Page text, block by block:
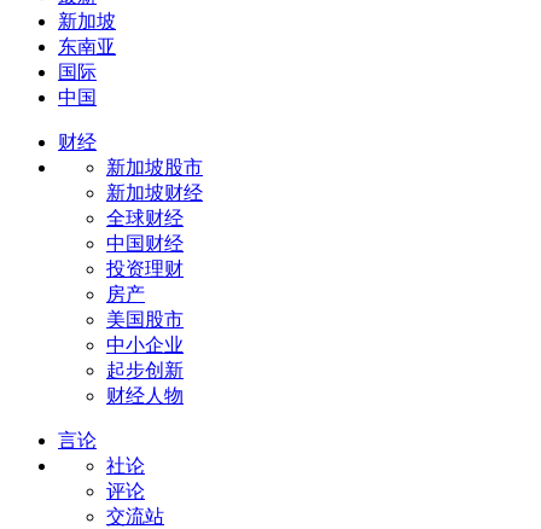
新加坡
东南亚
国际
中国
财经
新加坡股市
新加坡财经
全球财经
中国财经
投资理财
房产
美国股市
中小企业
起步创新
财经人物
言论
社论
评论
交流站